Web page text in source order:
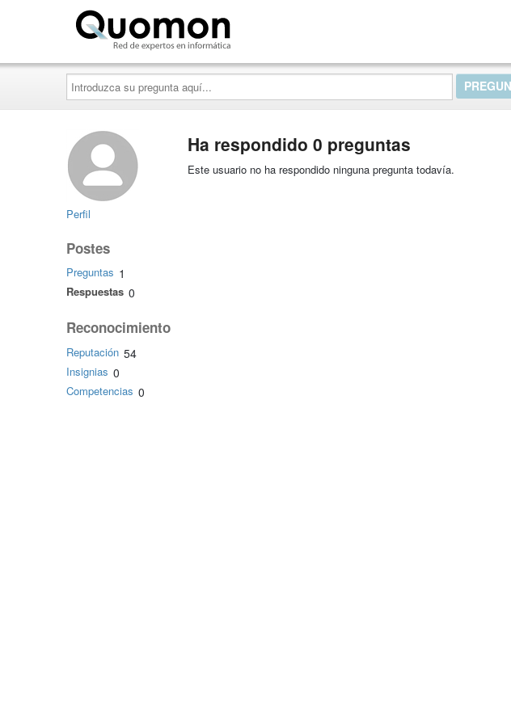
Introduzca
su
pregunta
aquí...
Perfil
Postes
Preguntas 1
Respuestas 0
Reconocimiento
Reputación 54
Insignias 0
Competencias 0
Ha respondido 0 preguntas
Este usuario no ha respondido ninguna pregunta todavía.